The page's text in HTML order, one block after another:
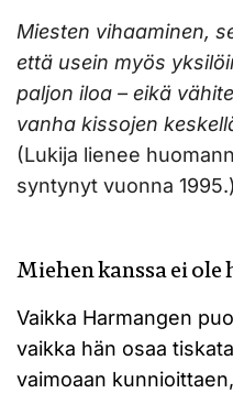
Miesten vihaaminen,
että usein myös
paljon iloa – eikä
vanha kissojen
(Lukija lienee
syntynyt vuonna 1995.)
Miehen kanssa ei ole
Vaikka Harmangen
vaikka hän osaa
vaimoaan